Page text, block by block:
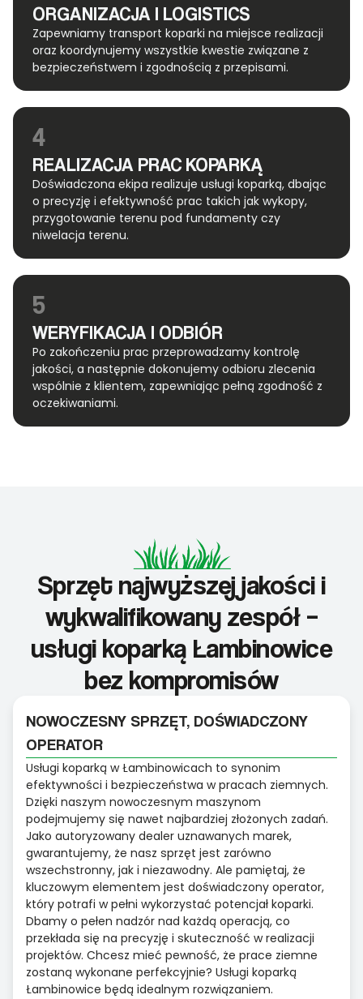
ORGANIZACJA I LOGISTICS
Zapewniamy transport koparki na miejsce realizacji
oraz koordynujemy wszystkie kwestie związane z
bezpieczeństwem i zgodnością z przepisami.
4
REALIZACJA PRAC KOPARKĄ
Doświadczona ekipa realizuje usługi koparką, dbając
o precyzję i efektywność prac takich jak wykopy,
przygotowanie terenu pod fundamenty czy
niwelacja terenu.
5
WERYFIKACJA I ODBIÓR
Po zakończeniu prac przeprowadzamy kontrolę
jakości, a następnie dokonujemy odbioru zlecenia
wspólnie z klientem, zapewniając pełną zgodność z
oczekiwaniami.
Sprzęt najwyższej jakości i
wykwalifikowany zespół –
usługi koparką Łambinowice
bez kompromisów
NOWOCZESNY SPRZĘT, DOŚWIADCZONY
OPERATOR
Usługi koparką w Łambinowicach to synonim
efektywności i bezpieczeństwa w pracach ziemnych.
Dzięki naszym nowoczesnym maszynom
podejmujemy się nawet najbardziej złożonych zadań.
Jako autoryzowany dealer uznawanych marek,
gwarantujemy, że nasz sprzęt jest zarówno
wszechstronny, jak i niezawodny. Ale pamiętaj, że
kluczowym elementem jest doświadczony operator,
który potrafi w pełni wykorzystać potencjał koparki.
Dbamy o pełen nadzór nad każdą operacją, co
przekłada się na precyzję i skuteczność w realizacji
projektów. Chcesz mieć pewność, że prace ziemne
zostaną wykonane perfekcyjnie? Usługi koparką
Łambinowice będą idealnym rozwiązaniem.